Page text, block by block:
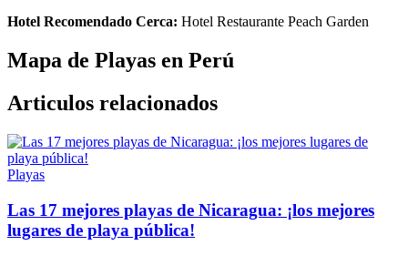
Hotel Recomendado Cerca: Hotel Restaurante Peach Garden
Mapa de Playas en Perú
Articulos relacionados
Playas
Las 17 mejores playas de Nicaragua: ¡los mejores
lugares de playa pública!